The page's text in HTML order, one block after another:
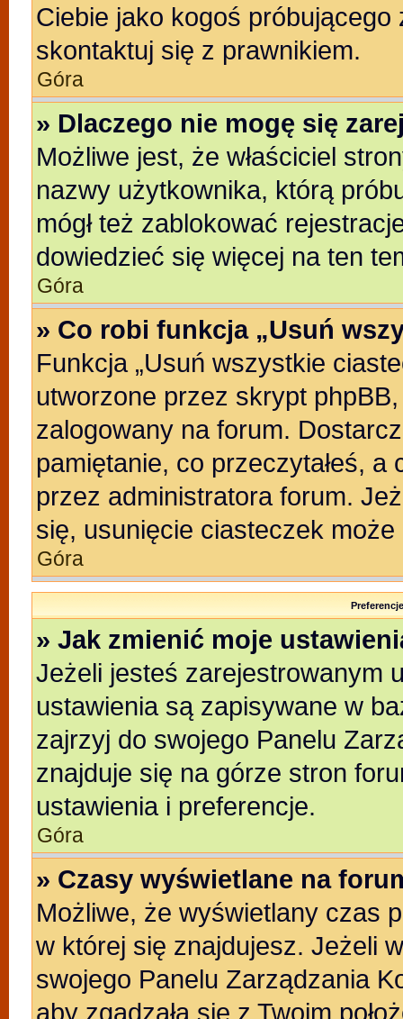
Ciebie jako kogoś
skontaktuj się z prawnikiem.
Góra
» Dlaczego nie mogę się
Możliwe jest, że właściciel
nazwy użytkownika, którą
mógł też zablokować
dowiedzieć się więcej na ten
Góra
» Co robi funkcja „Usuń
Funkcja „Usuń wszystkie
utworzone przez skrypt
zalogowany na forum.
pamiętanie, co przeczytałeś, a
przez administratora forum.
się, usunięcie ciasteczek może
Góra
» Jak zmienić moje
Jeżeli jesteś zarejestrowanym
ustawienia są zapisywane w
zajrzyj do swojego Panelu
znajduje się na górze stron
ustawienia i preferencje.
Góra
» Czasy wyświetlane na
Możliwe, że wyświetlany czas
w której się znajdujesz. Jeżeli
swojego Panelu Zarządzania
aby zgadzała się z Twoim